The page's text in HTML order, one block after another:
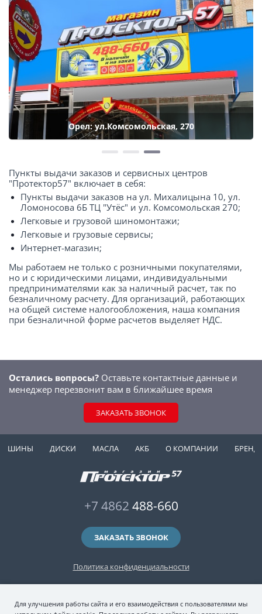
Орел: ул.Комсомольская, 270
Пункты выдачи заказов и сервисных центров
"Протектор57" включает в себя:
Пункты выдачи заказов на ул. Михалицына 10, ул.
Ломоносова 6Б ТЦ "Утёс" и ул. Комсомольская 270;
Легковые и грузовой шиномонтажи;
Легковые и грузовые сервисы;
Интернет-магазин;
Мы работаем не только с розничными покупателями,
но и с юридическими лицами, индивидуальными
предпринимателями как за наличный расчет, так по
безналичному расчету. Для организаций, работающих
на общей системе налогообложения, наша компания
при безналичной форме расчетов выделяет НДС.
Остались вопросы? Оставьте контактные данные и
менеджер перезвонит вам в ближайшее время
ЗАКАЗАТЬ ЗВОНОК
ШИНЫ ДИСКИ МАСЛА АКБ О КОМПАНИИ
Политика конфиденциальности
+7 4862 488-660
ЗАКАЗАТЬ ЗВОНОК
2006-2026 © интернет-магазин "Протектор 57" — автомобильные шины
(зимние и летние шины), колесные диски, шиномонтаж и хранение шин.
Для улучшения работы сайта и его взаимодействия с пользователями мы